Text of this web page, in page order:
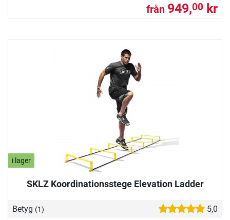
från 949,00 kr
i lager
SKLZ Koordinationsstege Elevation Ladder
Betyg (1) 5,0